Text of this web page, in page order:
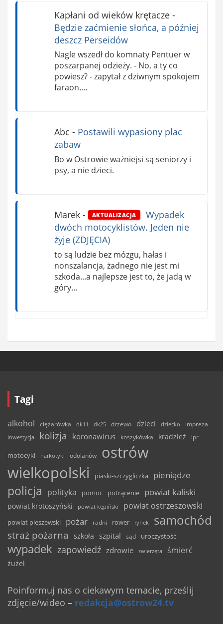
Kapłani od wieków krętacze-
Będzie zaćmienie słońca, a później
deszcz Perseidów
Nagle wszedł do komnaty Pentuer w
poszarpanej odzieży. - No, a ty co
powiesz? - zapytał z dziwnym spokojem
faraon.…
Abc - Postawili wypasiony plac
zabaw
Bo w Ostrowie ważniejsi są seniorzy i
psy, a nie dzieci.
Marek- AKTUALIZACJA
Wypadek
dwóch motocyklistów. Jeden nie
żyje (ZDJĘCIA)
to są ludzie bez mózgu, hałas i
nonszalancja, żadnego nie jest mi
szkoda...a najlepsze jest to, że jadą w
góry…
Tagi
alkohol ciężarówka dk11 dk25 drzewo dzieci dziecko
impreza
inwestycja
kolizja koronawirus koszykówka kradzież lpr
motocykl narkotyki odolanów
ostrów
wielkopolski
piaski-szczygliczka pieniądze
policja polityka pomoc potrącenie powiat kaliski
powiat krotoszyński powiat kępiński powiat ostrzeszowski
powiat pleszewski pożar radni rower rynek samochód
straż pożarna szkoła szpital sąd uroczystość
wypadek zapowiedź zdrowie zwierzęta śmierć
żużel
Poinformuj nas o ciekawym temacie, prześlij
zdjęcie/wideo – redakcja@ostrow24.tv